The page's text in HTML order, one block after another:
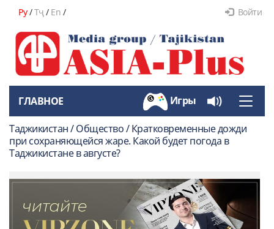
Ру/Тҷ/ En / Войти
Toggle
ГЛАВНОЕ Игры
Таджикистан / Общество / Кратковременные дожди
при сохраняющейся жаре. Какой будет погода в
Таджикистане в августе?